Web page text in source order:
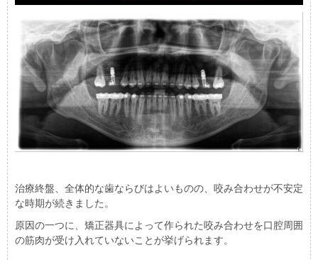
治療終盤、全体的な歯ならびはよいものの、咬み合わせが不安定
な時期が続きました。
原因の一つに、矯正器具によって作られた咬み合わせを口腔周囲
の筋肉が受け入れていないことが挙げられます。